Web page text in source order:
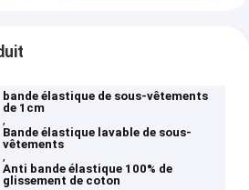
bande élastique de sous-vêtements
de 1cm
,
Bande élastique lavable de sous-
vêtements
,
Anti bande élastique 100% de
glissement de coton